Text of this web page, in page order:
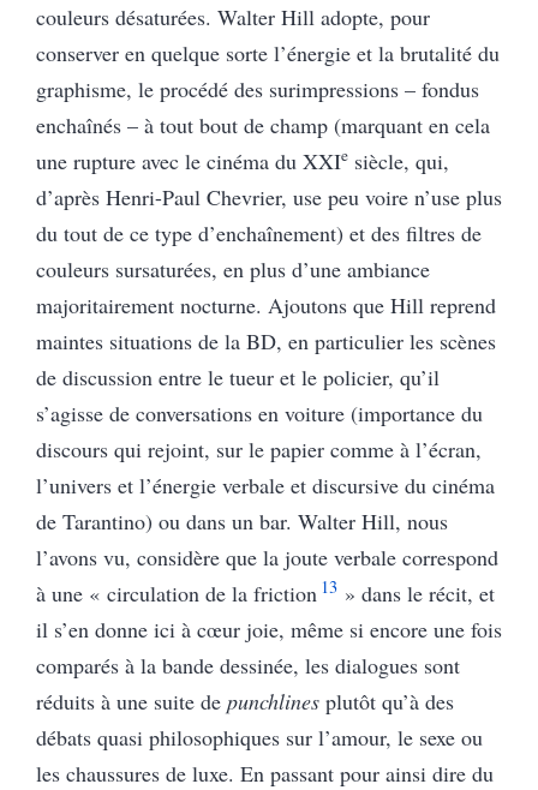
couleurs désaturées. Walter Hill adopte, pour
conserver en quelque sorte l’énergie et la brutalité du
graphisme, le procédé des surimpressions – fondus
enchaînés – à tout bout de champ (marquant en cela
une rupture avec le cinéma du XXIe siècle, qui,
d’après Henri-Paul Chevrier, use peu voire n’use plus
du tout de ce type d’enchaînement) et des filtres de
couleurs sursaturées, en plus d’une ambiance
majoritairement nocturne. Ajoutons que Hill reprend
maintes situations de la BD, en particulier les scènes
de discussion entre le tueur et le policier, qu’il
s’agisse de conversations en voiture (importance du
discours qui rejoint, sur le papier comme à l’écran,
l’univers et l’énergie verbale et discursive du cinéma
de Tarantino) ou dans un bar. Walter Hill, nous
l’avons vu, considère que la joute verbale correspond
à une « circulation de la friction 13» dans le récit, et
il s’en donne ici à cœur joie, même si encore une fois
comparés à la bande dessinée, les dialogues sont
réduits à une suite de punchlines plutôt qu’à des
débats quasi philosophiques sur l’amour, le sexe ou
les chaussures de luxe. En passant pour ainsi dire du